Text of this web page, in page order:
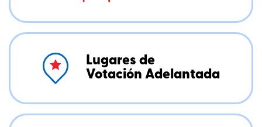
Lugares de
Votación Adelantada